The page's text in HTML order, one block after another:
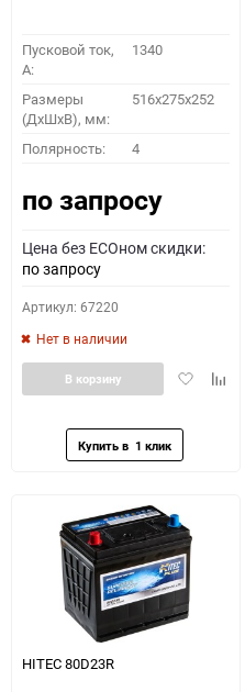
Пусковой ток,
A:
1340
Размеры
(ДхШхВ), мм:
516x275x252
Полярность: 4
по запросу
Цена без ECOном скидки:
по запросу
Артикул: 67220
Нет в наличии
Добавить
В корзину
HITEC 80D23R